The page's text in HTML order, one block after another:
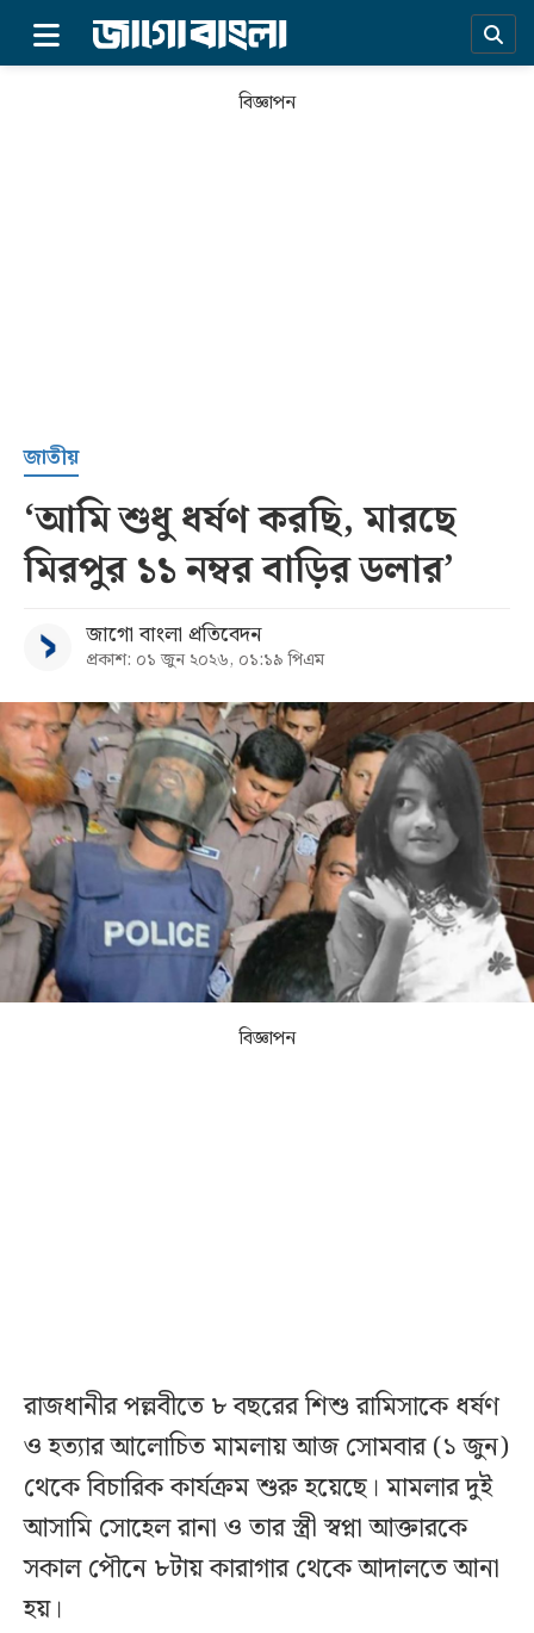
সর্বশেষ
বিভাগ
আর্কাইভ
কনভার্টার
বিজ্ঞাপন
জাতীয়
‘আমি শুধু ধর্ষণ করছি, মারছে
মিরপুর ১১ নম্বর বাড়ির ডলার’
জাগো বাংলা প্রতিবেদন
প্রকাশ: ০১ জুন ২০২৬, ০১:১৯ পিএম
বিজ্ঞাপন
রাজধানীর পল্লবীতে ৮ বছরের শিশু রামিসাকে ধর্ষণ
ও হত্যার আলোচিত মামলায় আজ সোমবার (১ জুন)
থেকে বিচারিক কার্যক্রম শুরু হয়েছে। মামলার দুই
আসামি সোহেল রানা ও তার স্ত্রী স্বপ্না আক্তারকে
সকাল পৌনে ৮টায় কারাগার থেকে আদালতে আনা
হয়।